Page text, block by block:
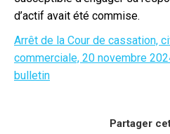
d’actif avait été commise.
Arrêt de la Cour de cassation,
commerciale, 20 novembre
bulletin
Partager